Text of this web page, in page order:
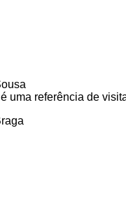
uma referência de